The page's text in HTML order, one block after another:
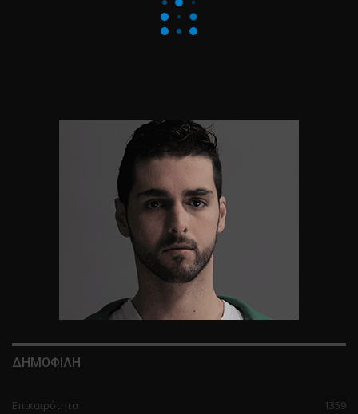
ΔΗΜΟΦΙΛΗ
Επικαιρότητα 1359